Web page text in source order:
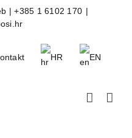
| +385 1 6102 170 |
HR EN